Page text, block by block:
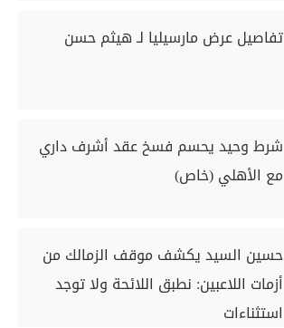
تفاصيل عرض مارسيليا لـ هيثم حسن
شرط وحيد يحسم فسخ عقد أشرف داري
مع الأهلي (خاص)
حسين السيد يكشف موقف الزمالك من
أزمات اللاعبين: نطبق اللائحة ولا توجد
استثناءات